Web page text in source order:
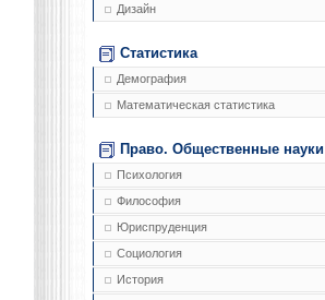
Дизайн
Статистика
Демография
Математическая статистика
Право. Общественные науки
Психология
Философия
Юриспруденция
Социология
История